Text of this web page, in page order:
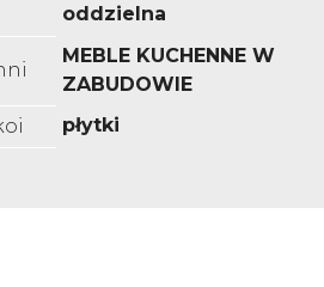
oddzielna
MEBLE KUCHENNE W
ZABUDOWIE
płytki